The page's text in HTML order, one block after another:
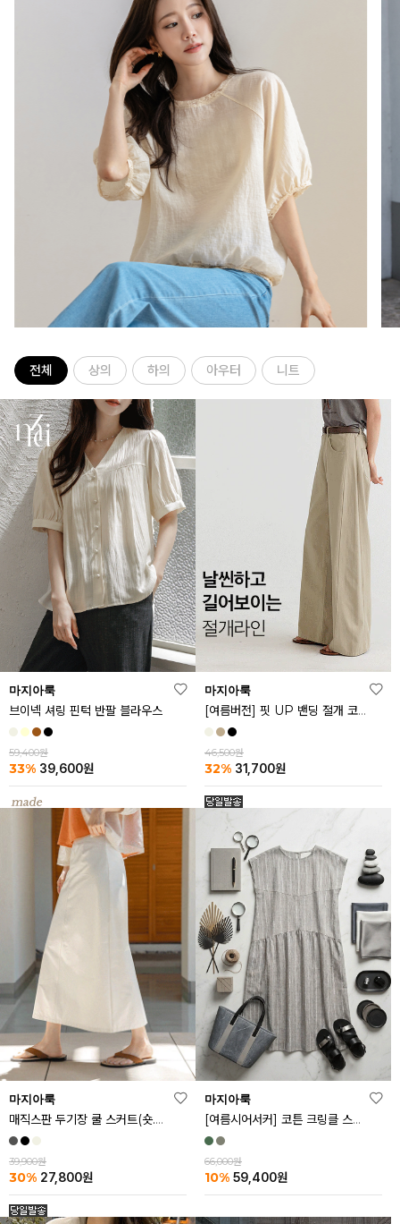
전체 상의 하의 아우터 니트
마지아룩
브이넥 셔링 핀턱 반팔 블라우스
59,400원
33% 39,600원
마지아룩
[여름버전] 핏 UP 밴딩 절개 코튼 팬츠
46,500원
32% 31,700원
마지아룩
매직스판 두기장 쿨 스커트(숏.기본ver)
39,900원
30% 27,800원
마지아룩
[여름시어서커] 코튼 크링클 스트라이프 원피스
66,000원
10% 59,400원